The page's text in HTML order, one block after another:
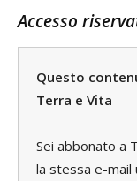
Accesso
Questo
Terra e Vita
Sei abbonato a
la stessa e-